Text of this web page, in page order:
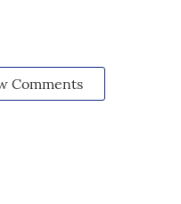
Comments